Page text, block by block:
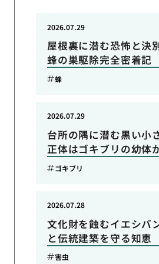
屋根裏に潜む恐怖と決
蜂の巣駆除完全密着記
2026.07.29
蜂
台所の隅に潜む黒い小
正体はゴキブリの幼体
2026.07.29
ゴキブリ
文化財を蝕むイエシバ
と伝統建築を守る知恵
2026.07.28
害虫